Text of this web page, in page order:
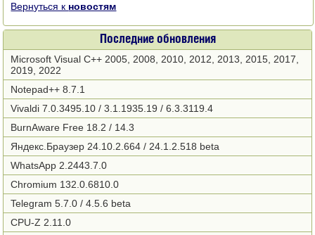
Вернуться к новостям
Последние обновления
Microsoft Visual C++ 2005, 2008, 2010, 2012, 2013, 2015, 2017,
2019, 2022
Notepad++ 8.7.1
Vivaldi 7.0.3495.10 / 3.1.1935.19 / 6.3.3119.4
BurnAware Free 18.2 / 14.3
Яндекс.Браузер 24.10.2.664 / 24.1.2.518 beta
WhatsApp 2.2443.7.0
Chromium 132.0.6810.0
Telegram 5.7.0 / 4.5.6 beta
CPU-Z 2.11.0